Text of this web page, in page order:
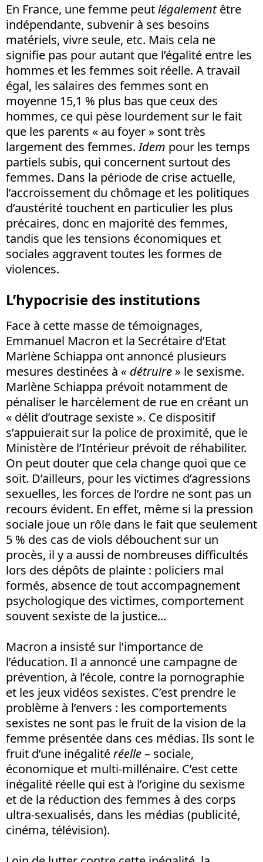
En France, une femme peutlégalementêtre
indépendante, subvenir à ses besoins
matériels, vivre seule, etc. Mais cela ne
signifie pas pour autant que l’égalité entre les
hommes et les femmes soit réelle. A travail
égal, les salaires des femmes sont en
moyenne 15,1 % plus bas que ceux des
hommes, ce qui pèse lourdement sur le fait
que les parents « au foyer » sont très
largement des femmes.Idem pour les temps
partiels subis, qui concernent surtout des
femmes. Dans la période de crise actuelle,
l’accroissement du chômage et les politiques
d’austérité touchent en particulier les plus
précaires, donc en majorité des femmes,
tandis que les tensions économiques et
sociales aggravent toutes les formes de
violences.
L’hypocrisie des institutions
Face à cette masse de témoignages,
Emmanuel Macron et la Secrétaire d’Etat
Marlène Schiappa ont annoncé plusieurs
mesures destinées à « détruire » le sexisme.
Marlène Schiappa prévoit notamment de
pénaliser le harcèlement de rue en créant un
« délit d’outrage sexiste ». Ce dispositif
s’appuierait sur la police de proximité, que le
Ministère de l’Intérieur prévoit de réhabiliter.
On peut douter que cela change quoi que ce
soit. D’ailleurs, pour les victimes d’agressions
sexuelles, les forces de l’ordre ne sont pas un
recours évident. En effet, même si la pression
sociale joue un rôle dans le fait que seulement
5 % des cas de viols débouchent sur un
procès, il y a aussi de nombreuses difficultés
lors des dépôts de plainte : policiers mal
formés, absence de tout accompagnement
psychologique des victimes, comportement
souvent sexiste de la justice...
Macron a insisté sur l’importance de
l’éducation. Il a annoncé une campagne de
prévention, à l’école, contre la pornographie
et les jeux vidéos sexistes. C’est prendre le
problème à l’envers : les comportements
sexistes ne sont pas le fruit de la vision de la
femme présentée dans ces médias. Ils sont le
fruit d’une inégalitéréelle– sociale,
économique et multi-millénaire. C’est cette
inégalité réelle qui est à l’origine du sexisme
et de la réduction des femmes à des corps
ultra-sexualisés, dans les médias (publicité,
cinéma, télévision).